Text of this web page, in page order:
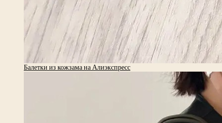
Балетки из кожзама на Алиэкспресс